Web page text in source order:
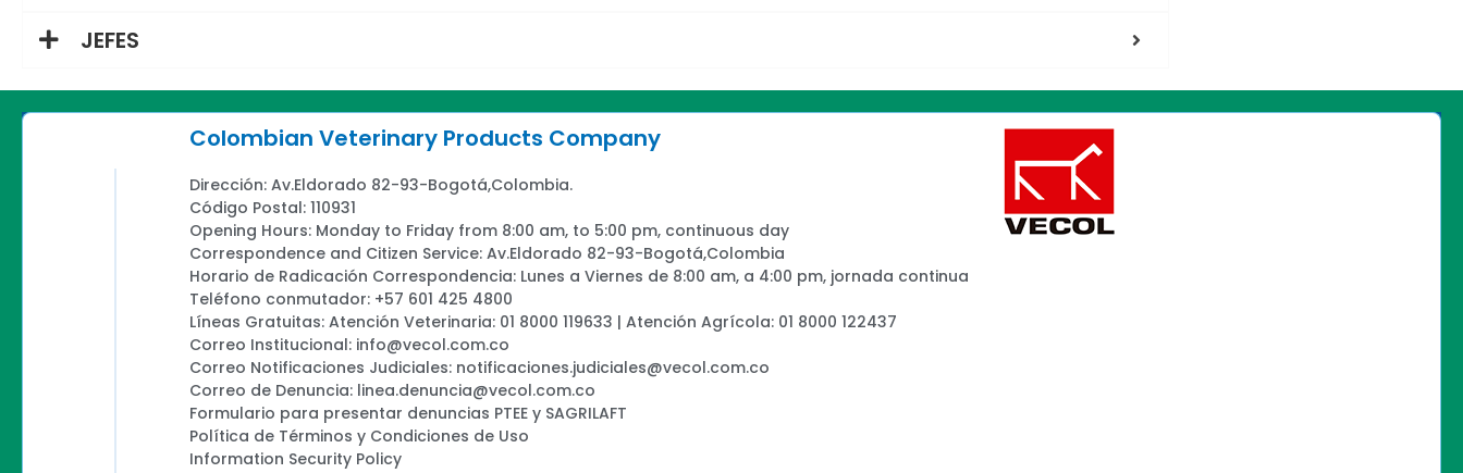
JEFES
Colombian Veterinary Products Company
Dirección: Av.Eldorado 82-93-Bogotá,Colombia.
Código Postal: 110931
Opening Hours: Monday to Friday from 8:00 am, to 5:00 pm, continuous day
Correspondence and Citizen Service: Av.Eldorado 82-93-Bogotá,Colombia
Horario de Radicación Correspondencia: Lunes a Viernes de 8:00 am, a 4:00 pm, jornada continua
Teléfono conmutador: +57 601 425 4800
Líneas Gratuitas: Atención Veterinaria: 01 8000 119633 | Atención Agrícola: 01 8000 122437
Correo Institucional: info@vecol.com.co
Correo Notificaciones Judiciales: notificaciones.judiciales@vecol.com.co
Correo de Denuncia: linea.denuncia@vecol.com.co
Formulario para presentar denuncias PTEE y SAGRILAFT
Política de Términos y Condiciones de Uso
Information Security Policy